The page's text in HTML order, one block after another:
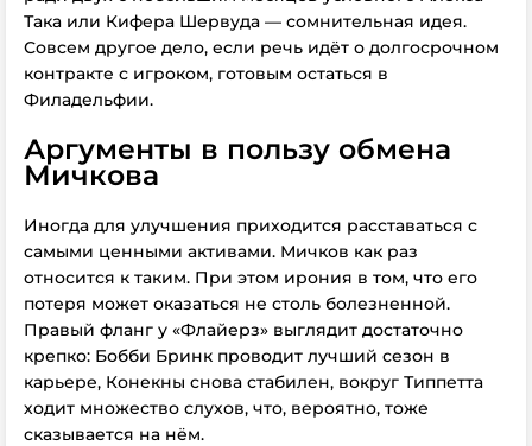
Така или Кифера Шервуда — сомнительная идея.
Совсем другое дело, если речь идёт о долгосрочном
контракте с игроком, готовым остаться в
Филадельфии.
Аргументы в пользу обмена
Мичкова
Иногда для улучшения приходится расставаться с
самыми ценными активами. Мичков как раз
относится к таким. При этом ирония в том, что его
потеря может оказаться не столь болезненной.
Правый фланг у «Флайерз» выглядит достаточно
крепко: Бобби Бринк проводит лучший сезон в
карьере, Конекны снова стабилен, вокруг Типпетта
ходит множество слухов, что, вероятно, тоже
сказывается на нём.